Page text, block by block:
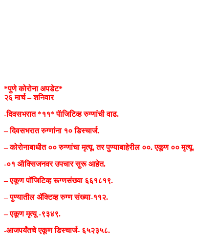
*पुणे कोरोना अपडेट*
२६ मार्च – शनिवार
-दिवसभरात *११* पॅाजिटिव्ह रुग्णांची वाढ.
– दिवसभरात रुग्णांना १० डिस्चार्ज.
– कोरोनाबाधीत ०० रुग्णांचा मृत्यू. तर पुण्याबाहेरील ००. एकूण ०० मृत्यू.
-०१ ॲाक्सिजनवर उपचार सुरू आहेत.
– एकूण पॉजिटिव्ह रूग्णसंख्या ६६१८१९.
– पुण्यातील ॲक्टिव्ह रुग्ण संख्या-११२.
– एकूण मृत्यू -९३४९.
-आजपर्यंतचे एकूण डिस्चार्ज- ६५२३५८.